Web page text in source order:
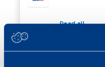
Read all